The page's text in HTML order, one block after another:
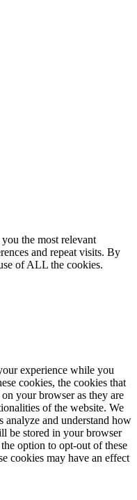
the most relevant
and repeat visits. By
of ALL the cookies.
experience while you
cookies, the cookies that
on your browser as they are
of the website. We
analyze and understand how
be stored in your browser
option to opt-out of these
cookies may have an effect